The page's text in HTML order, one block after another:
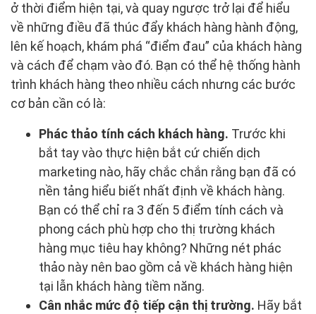
ở thời điểm hiện tại, và quay ngược trở lại để hiểu
về những điều đã thúc đẩy khách hàng hành động,
lên kế hoạch, khám phá “điểm đau” của khách hàng
và cách để chạm vào đó. Bạn có thể hệ thống hành
trình khách hàng theo nhiều cách nhưng các bước
cơ bản cần có là:
Phác thảo tính cách khách hàng. Trước khi
bắt tay vào thực hiện bắt cứ chiến dịch
marketing nào, hãy chắc chắn rằng bạn đã có
nền tảng hiểu biết nhất định về khách hàng.
Bạn có thể chỉ ra 3 đến 5 điểm tính cách và
phong cách phù hợp cho thị trường khách
hàng mục tiêu hay không? Những nét phác
thảo này nên bao gồm cả về khách hàng hiện
tại lẫn khách hàng tiềm năng.
Cân nhắc mức độ tiếp cận thị trường. Hãy bắt